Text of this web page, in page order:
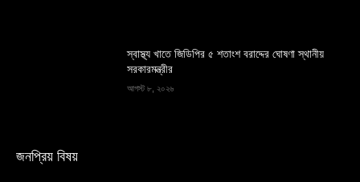
স্বাস্থ্য খাতে জিডিপির ৫ শতাংশ বরাদ্দের ঘোষণা স্থানীয়
সরকারমন্ত্রীর
আগস্ট ৮, ২০২৬
জনপ্রিয় বিষয়